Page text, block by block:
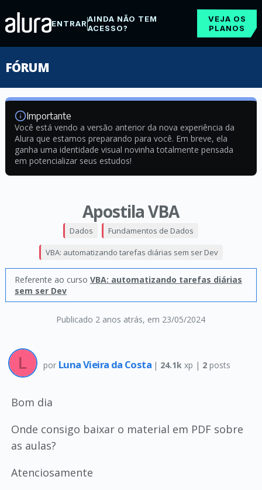
ENTRARAINDA NÃO TEM
ACESSO?
VEJA OS
PLANOS
FÓRUM
Importante
Você está vendo a versão anterior da nova experiência da
Alura que estamos preparando para você. Em breve, ela
ganha uma identidade visual novinha totalmente pensada
em potencializar seus estudos!
Apostila VBA
Publicado 2 anos atrás, em 23/05/2024
Dados Fundamentos de Dados
VBA: automatizando tarefas diárias sem ser Dev
Referente ao curso VBA: automatizando tarefas diárias
sem ser Dev
por Luna Vieira da Costa | 24.1k xp | 2 posts
Bom dia
Onde consigo baixar o material em PDF sobre
as aulas?
Atenciosamente